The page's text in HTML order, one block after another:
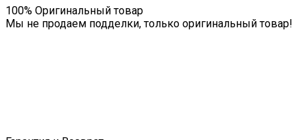
100% Оригинальный товар
Мы не продаем подделки, только оригинальный товар!